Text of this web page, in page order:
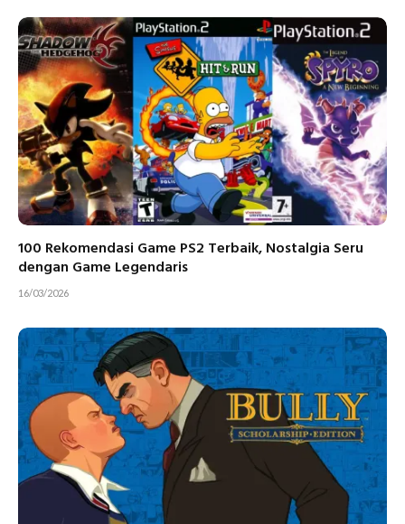
100 Rekomendasi Game PS2 Terbaik, Nostalgia Seru
dengan Game Legendaris
16/03/2026